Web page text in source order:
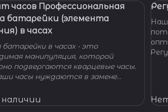
часов Профессиональная
батарейки (элемента
в часах
батарейки в часах - это
манипуляция, которой
подвергаются кварцевые часы.
часы нуждаются в замене
Наши мастера с
помогут вам решить